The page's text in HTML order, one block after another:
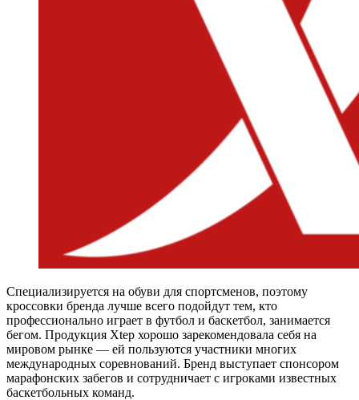
Специализируется на обуви для спортсменов, поэтому
кроссовки бренда лучше всего подойдут тем, кто
профессионально играет в футбол и баскетбол, занимается
бегом. Продукция Xtep хорошо зарекомендовала себя на
мировом рынке — ей пользуются участники многих
международных соревнований. Бренд выступает спонсором
марафонских забегов и сотрудничает с игроками известных
баскетбольных команд.